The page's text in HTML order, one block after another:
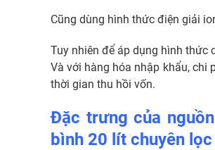
Cũng dùng hình thức điện giải
Tuy nhiên để áp dụng hình thức
Và với hàng hóa nhập khẩu,
thời gian thu hồi vốn.
Đặc trưng của
bình 20 lít chuyên